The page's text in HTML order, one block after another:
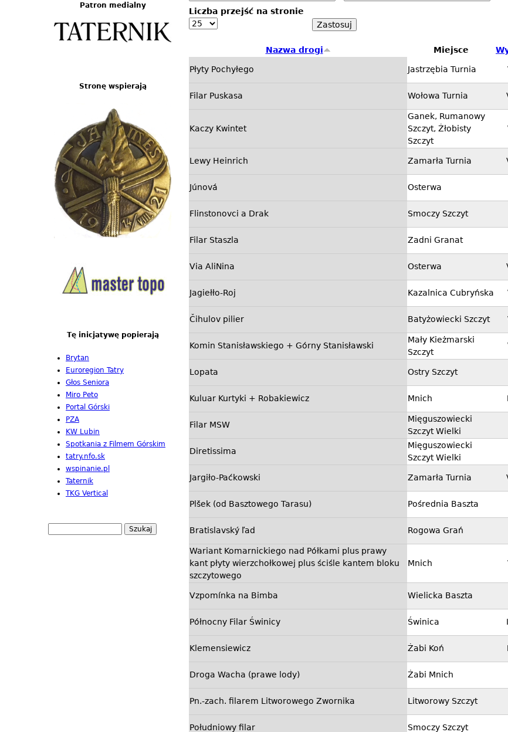
Liczba przejść na stronie
Nazwa drogi Miejsce
Płyty Pochyłego Jastrzębia Turnia
Filar Puskasa Wołowa Turnia
Kaczy Kwintet
Ganek, Rumanowy
Szczyt, Żłobisty
Szczyt
Lewy Heinrich Zamarła Turnia
Júnová Osterwa
Flinstonovci a Drak Smoczy Szczyt
Filar Staszla Zadni Granat
Via AliNina Osterwa
Jagiełło-Roj Kazalnica Cubryńska
Čihulov pilier Batyżowiecki Szczyt
Komin Stanisławskiego + Górny Stanisławski
Mały Kieżmarski
Szczyt
Lopata Ostry Szczyt
Kuluar Kurtyki + Robakiewicz Mnich
Filar MSW
Mięguszowiecki
Szczyt Wielki
Diretissima
Mięguszowiecki
Szczyt Wielki
Jargiło-Paćkowski Zamarła Turnia
Plšek (od Basztowego Tarasu) Pośrednia Baszta
Bratislavský ľad Rogowa Grań
Wariant Komarnickiego nad Półkami plus prawy
kant płyty wierzchołkowej plus ściśle kantem bloku
szczytowego
Mnich
Vzpomínka na Bimba Wielicka Baszta
Północny Filar Świnicy Świnica
Klemensiewicz Żabi Koń
Droga Wacha (prawe lody) Żabi Mnich
Pn.-zach. filarem Litworowego Zwornika Litworowy Szczyt
Południowy filar Smoczy Szczyt
Patron medialny
Stronę wspierają
Tę inicjatywę popierają
Brytan
Euroregion Tatry
Głos Seniora
Miro Peto
Portal Górski
PZA
KW Lubin
Spotkania z Filmem Górskim
tatry.nfo.sk
wspinanie.pl
Taternik
TKG Vertical
F